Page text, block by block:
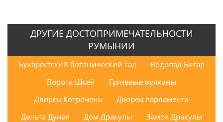
ДРУГИЕ ДОСТОПРИМЕЧАТЕЛЬНОСТИ
РУМЫНИИ
Бухарестский ботанический сад
Водопад Бигар
Ворота Шкей
Грязевые вулканы
Дворец Котрочень
Дворец парламента
Дельта Дуная
Дом Дракулы
Замок Дракулы